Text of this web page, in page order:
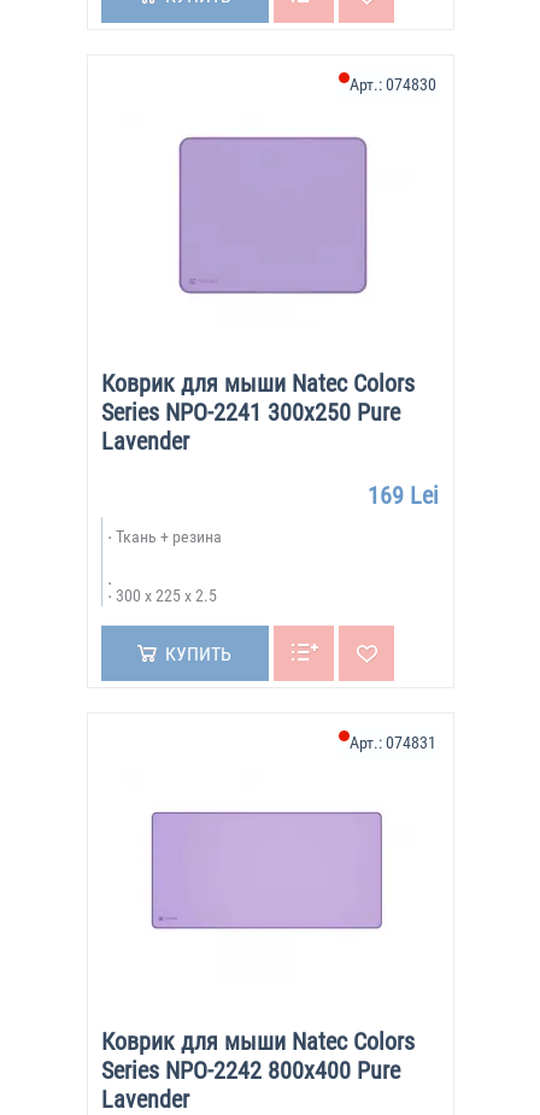
Коврик для мыши Natec Colors
Series NPO-2241 300x250 Pure
Lavender
Арт.:074830
169 Lei
Ткань + резина
300 x 225 x 2.5
КУПИТЬ
Коврик для мыши Natec Colors
Series NPO-2242 800x400 Pure
Lavender
Арт.:074831